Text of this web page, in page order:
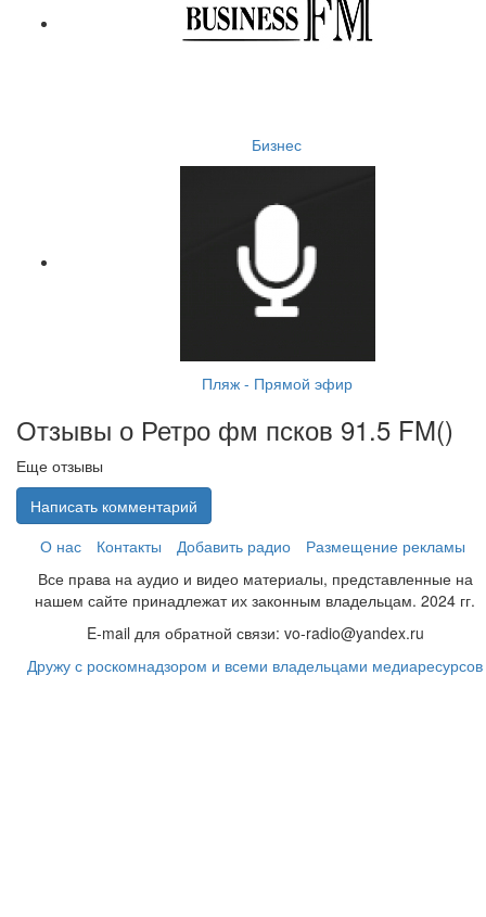
Бизнес
Пляж - Прямой эфир
Отзывы о Ретро фм псков 91.5 FM()
Еще отзывы
Написать комментарий
О нас
Контакты Добавить радио
Размещение рекламы
Все права на аудио и видео материалы, представленные на
нашем сайте принадлежат их законным владельцам. 2024 гг.
E-mail для обратной связи: vo-radio@yandex.ru
Дружу с роскомнадзором и всеми владельцами медиаресурсов